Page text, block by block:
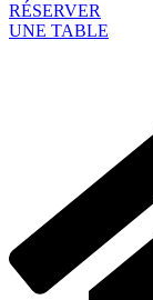
RÉSERVER
UNE TABLE